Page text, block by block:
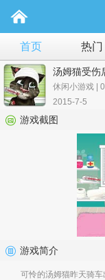
首页 热门
汤姆猫受伤
休闲小游戏 |
2015-7-5
游戏截图
游戏简介
可怜的汤姆猫昨天骑